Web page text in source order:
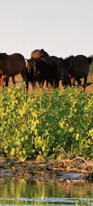
Le
Conseils pratiques,